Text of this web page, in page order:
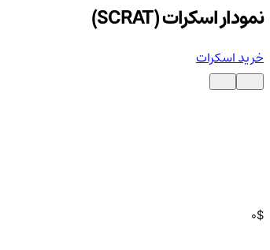
نمودار اسکرات (SCRAT)
خرید اسکرات
0$